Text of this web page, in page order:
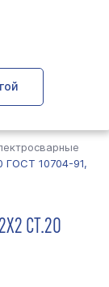
ГОСТ 10704-91,
СТ.20